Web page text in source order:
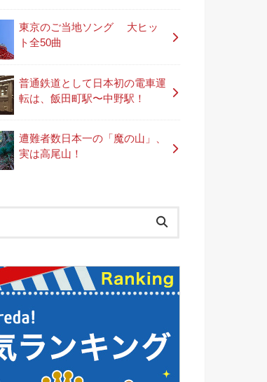
東京のご当地ソング 大ヒッ
ト全50曲
普通鉄道として日本初の電車運
転は、飯田町駅〜中野駅！
遭難者数日本一の「魔の山」、
実は高尾山！